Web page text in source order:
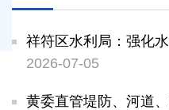
祥符区水利局：强化
2026-07-05
黄委直管堤防、河道